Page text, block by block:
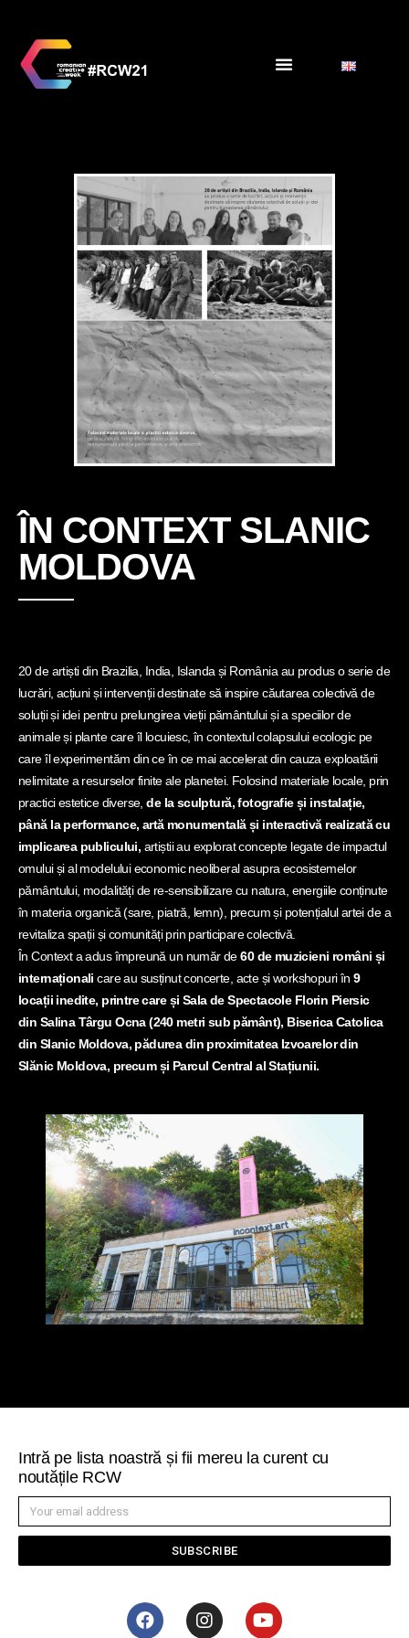
ÎN CONTEXT SLANIC
MOLDOVA
20 de artiști din Brazilia, India, Islanda și România au produs o serie de
lucrări, acțiuni și intervenții destinate să inspire căutarea colectivă de
soluții și idei pentru prelungirea vieții pământului și a speciilor de
animale și plante care îl locuiesc, în contextul colapsului ecologic pe
care îl experimentăm din ce în ce mai accelerat din cauza exploatării
nelimitate a resurselor finite ale planetei. Folosind materiale locale, prin
practici estetice diverse,de la sculptură, fotografie și instalație,
până la performance, artă monumentală și interactivă realizată cu
implicarea publicului, artiștii au explorat concepte legate de impactul
omului și al modelului economic neoliberal asupra ecosistemelor
pământului, modalități de re-sensibilizare cu natura, energiile conținute
în materia organică (sare, piatră, lemn), precum și potențialul artei de a
revitaliza spații și comunități prin participare colectivă.
În Context a adus împreună un număr de60 de muzicieni români și
internaționali care au susținut concerte, acte și workshopuri în9
locații inedite, printre care și Sala de Spectacole Florin Piersic
din Salina Târgu Ocna (240 metri sub pământ), Biserica Catolica
din Slanic Moldova, pădurea din proximitatea Izvoarelor din
Slănic Moldova, precum și Parcul Central al Stațiunii.
Intră pe lista noastră și fii mereu la curent cu
noutățile RCW
SUBSCRIBE